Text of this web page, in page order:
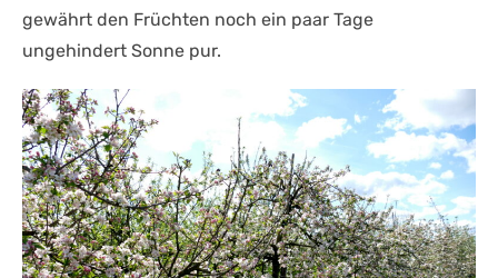
gewährt den Früchten noch ein paar Tage
ungehindert Sonne pur.